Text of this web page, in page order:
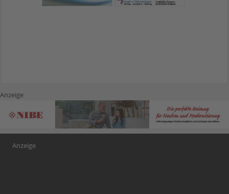
Anzeige
Anzeige